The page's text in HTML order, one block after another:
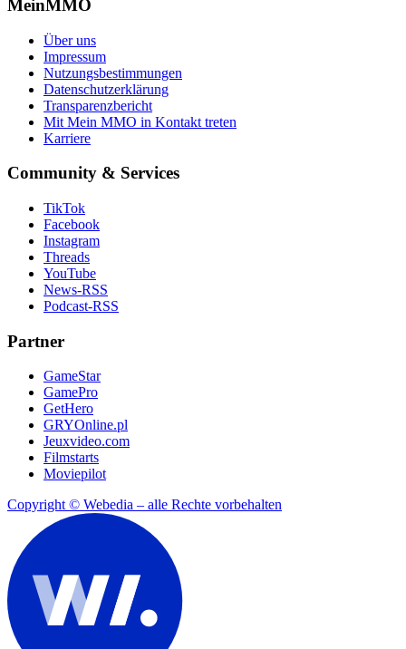
MeinMMO
Über uns
Impressum
Nutzungsbestimmungen
Datenschutzerklärung
Transparenzbericht
Mit Mein MMO in Kontakt treten
Karriere
Community & Services
TikTok
Facebook
Instagram
Threads
YouTube
News-RSS
Podcast-RSS
Partner
GameStar
GamePro
GetHero
GRYOnline.pl
Jeuxvideo.com
Filmstarts
Moviepilot
Copyright © Webedia – alle Rechte vorbehalten